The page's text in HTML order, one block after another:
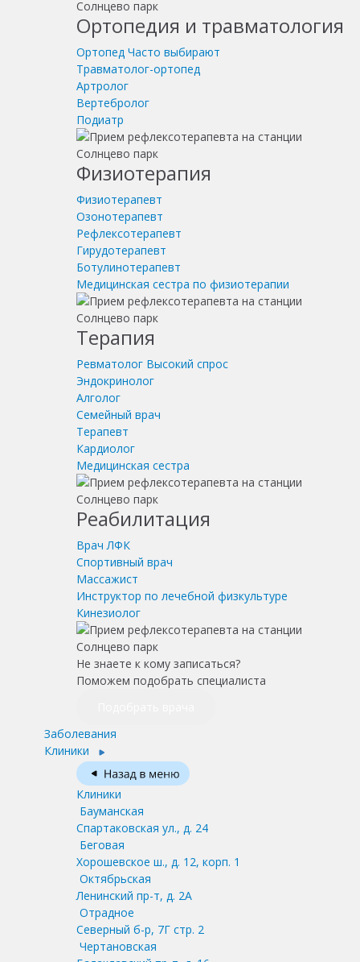
Ортопедия и травматология
Ортопед Часто выбирают
Травматолог-ортопед
Артролог
Вертебролог
Подиатр
Физиотерапия
Физиотерапевт
Озонотерапевт
Рефлексотерапевт
Гирудотерапевт
Ботулинотерапевт
Медицинская сестра по физиотерапии
Терапия
Ревматолог Высокий спрос
Эндокринолог
Алголог
Семейный врач
Терапевт
Кардиолог
Медицинская сестра
Реабилитация
Врач ЛФК
Спортивный врач
Массажист
Инструктор по лечебной физкультуре
Кинезиолог
Не знаете к кому записаться?
Поможем подобрать специалиста
Заболевания
Клиники
Клиники
Бауманская
Спартаковская ул., д. 24
Беговая
Хорошевское ш., д. 12, корп. 1
Октябрьская
Ленинский пр-т, д. 2А
Отрадное
Северный б-р, 7Г стр. 2
Чертановская